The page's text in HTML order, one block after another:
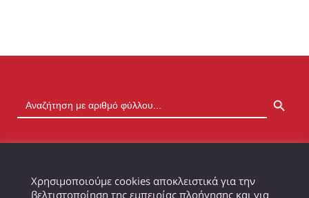
Χρησιμοποιούμε cookies αποκλειστικά για την
βελτιστοποίηση της εμπειρίας πλοήγησης και για